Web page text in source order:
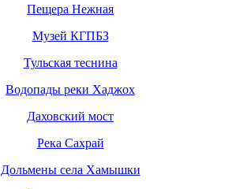
Пещера Нежная
Музей КГПБЗ
Тульская теснина
Водопады реки Хаджох
Даховский мост
Река Сахрай
Дольмены села Хамышки